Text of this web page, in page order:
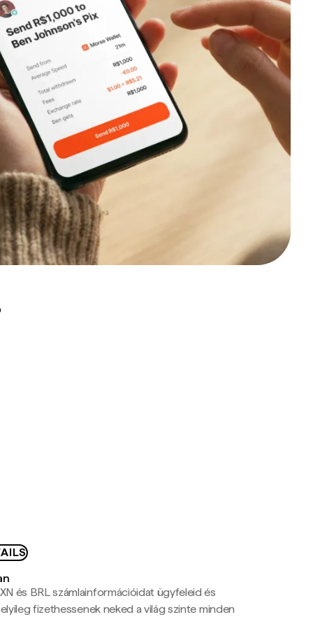
és BRL számlainformációidat ügyfeleid és
fizethessenek neked a világ szinte minden